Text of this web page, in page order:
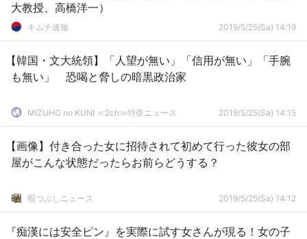
大教授、高橋洋一）
キムチ速報 2019/5/25(Sa) 14:19
【韓国・文大統領】「人望が無い」「信用が無い」「手腕
も無い」 恐喝と脅しの暗黒政治家
MIZUHO no KUNI ≪2ch≫特亜ニュース 2019/5/25(Sa) 14:15
【画像】付き合った女に招待されて初めて行った彼女の部
屋がこんな状態だったらお前らどうする？
暇つぶしニュース 2019/5/25(Sa) 14:12
『痴漢には安全ピン』を実際に試す女さんが現る！女の子